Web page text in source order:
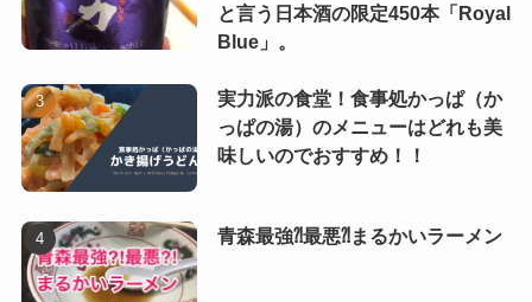
と言う日本酒の限定450本「Royal
Blue」。
実力派の食堂！食事処かっぱ（か
っぱの湯）のメニューはどれも美
味しいのでおすすめ！！
青森最強⁈最悪⁈まるかいラーメン